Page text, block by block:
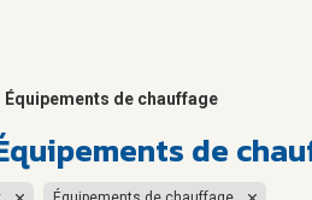
Équipements de chauffage
de